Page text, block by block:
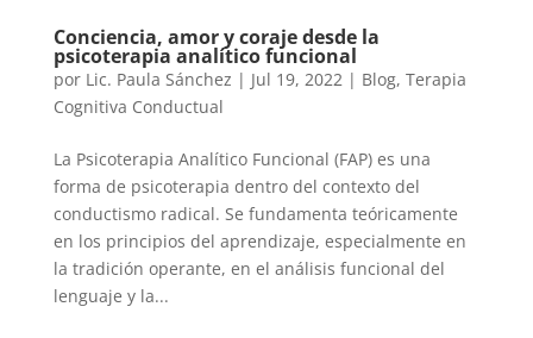
Conciencia, amor y coraje desde la
psicoterapia analítico funcional
por Lic. Paula Sánchez | Jul 19, 2022| Blog, Terapia
Cognitiva Conductual
La Psicoterapia Analítico Funcional (FAP) es una
forma de psicoterapia dentro del contexto del
conductismo radical. Se fundamenta teóricamente
en los principios del aprendizaje, especialmente en
la tradición operante, en el análisis funcional del
lenguaje y la...